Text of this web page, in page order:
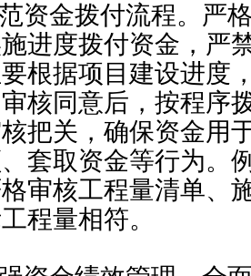
资金拨付流程。严
施进度拨付资金，严
根据项目建设进度
核同意后，按程序
把关，确保资金用
套取资金等行为。
审核工程量清单、
程量相符。